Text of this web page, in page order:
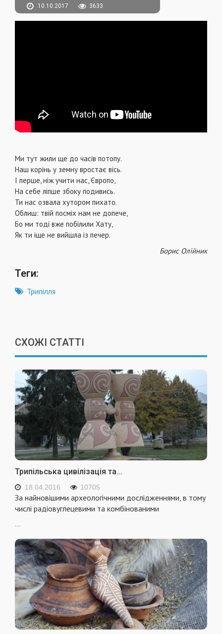
10.10.2017 3633
Mи тут жили ще до часів потопу.
Наш корінь у земну вростає вісь.
І перше, ніж учити нас, Європо,
На себе ліпше збоку подивись.
Ти нас озвала хутором пихато.
Облиш: твій посміх нам не допече,
Бо ми тоді вже побілили Хату,
Як ти іще не вийшла із печер.
Борис Олійник
Теги:
Трипілля
СХОЖІ СТАТТІ
Трипільська цивілізація та...
18.04.2016 10705
За найновішими археологічними дослідженнями, в тому
числі радіовуглецевими та комбінованими